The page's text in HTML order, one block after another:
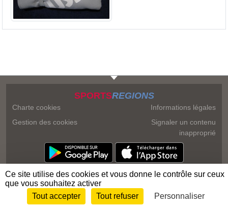
SPORTSREGIONS
Charte cookies
Gestion des cookies
Informations légales
Signaler un contenu
inapproprié
Envie de participer ? Connexion
Ce site utilise des cookies et vous donne le contrôle sur ceux
que vous souhaitez activer
Tout accepter
Tout refuser Personnaliser